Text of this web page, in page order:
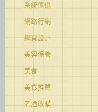
系統傢俱
網路行銷
網頁設計
美容保養
美食
美食推薦
老酒收購